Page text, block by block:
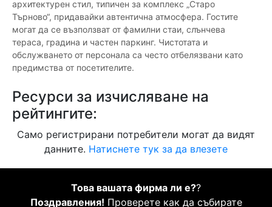
архитектурен стил, типичен за комплекс „Старо
Търново“, придавайки автентична атмосфера. Гостите
могат да се възползват от фамилни стаи, слънчева
тераса, градина и частен паркинг. Чистотата и
обслужването от персонала са често отбелязвани като
предимства от посетителите.
Ресурси за изчисляване на
рейтингите:
Само регистрирани потребители могат да видят
данните. Натиснете тук за да влезете
Това вашата фирма ли е??
Поздравления! Проверете как да събирате